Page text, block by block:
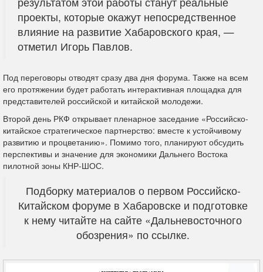
проекты, которые окажут непосредственное
влияние на развитие Хабаровского края, —
отметил Игорь Павлов.
Под переговоры отводят сразу два дня форума. Также на всем
его протяжении будет работать интерактивная площадка для
представителей российской и китайской молодежи.
Второй день РКФ открывает пленарное заседание «Российско-
китайское стратегическое партнерство: вместе к устойчивому
развитию и процветанию». Помимо того, планируют обсудить
перспективы и значение для экономики Дальнего Востока
пилотной зоны КНР-ШОС.
Подборку материалов о первом Российско-
Китайском форуме в Хабаровске и подготовке
к нему читайте на сайте «Дальневосточного
обозрения» по ссылке.